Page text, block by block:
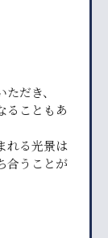
だき、
ることもあ
れる光景は
合うことが